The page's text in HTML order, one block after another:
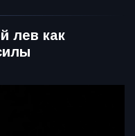
лев как